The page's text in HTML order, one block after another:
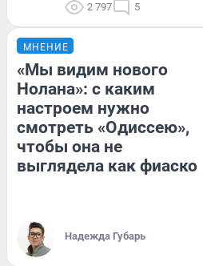
2 797 5
МНЕНИЕ
«Мы видим нового
Нолана»: с каким
настроем нужно
смотреть «Одиссею»,
чтобы она не
выглядела как фиаско
Надежда Губарь